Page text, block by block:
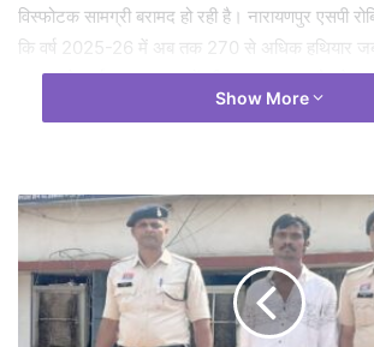
विस्फोटक सामग्री बरामद हो रही है। नारायणपुर एसपी
कि वर्ष 2025-26 में अब तक 270 से अधिक हथियार
नक्सल नेटवर्क पर सुरक्षा बलों की मजबूत पकड़ और क्षेत्र में
एक बड़ी उपलब्धि मानी जा रही है।
Show More